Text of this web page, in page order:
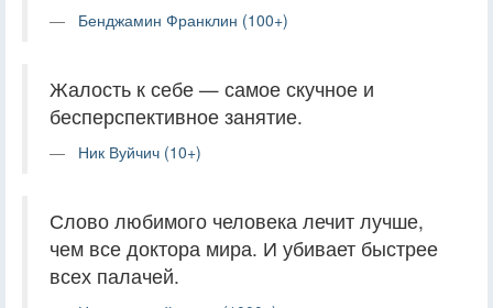
Бенджамин Франклин (100+)
Жалость к себе — самое скучное и
бесперспективное занятие.
Ник Вуйчич (10+)
Слово любимого человека лечит лучше,
чем все доктора мира. И убивает быстрее
всех палачей.